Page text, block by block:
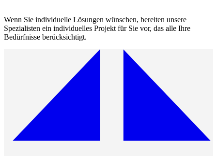
Wenn Sie individuelle Lösungen wünschen, bereiten unsere
Spezialisten ein individuelles Projekt für Sie vor, das alle Ihre
Bedürfnisse berücksichtigt.